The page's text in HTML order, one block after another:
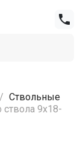

Ствольные
ствола 9х18-